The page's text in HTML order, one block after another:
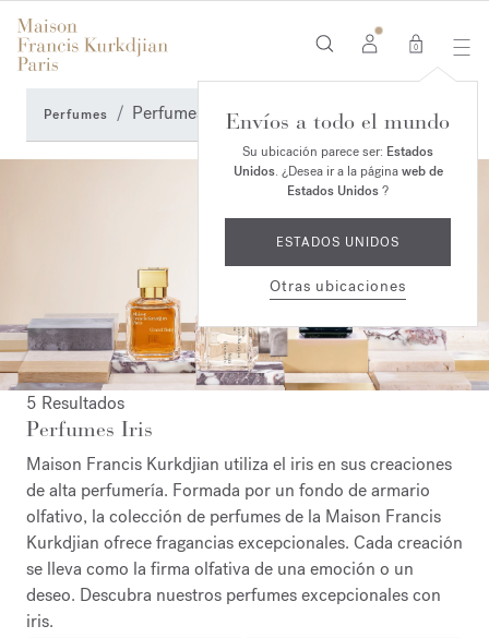
0
Envíos a todo el mundo
Su ubicación parece ser: Estados
Unidos. ¿Desea ir a la páginaweb de
Estados Unidos?
ESTADOS UNIDOS
Otras ubicaciones
Perfumes Perfumes Iris
5 Resultados
Perfumes Iris
Maison Francis Kurkdjian utiliza el iris en sus creaciones
de alta perfumería. Formada por un fondo de armario
olfativo, la colección de perfumes de la Maison Francis
Kurkdjian ofrece fragancias excepcionales. Cada creación
se lleva como la firma olfativa de una emoción o un
deseo. Descubra nuestros perfumes excepcionales con
iris.